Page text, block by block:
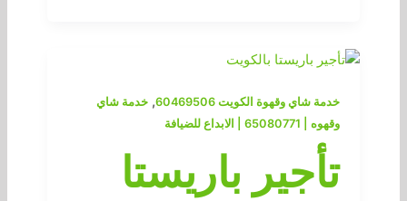
خدمة شاي وقهوة الكويت 60469506 ,خدمة شاي
وقهوه | 65080771 | الابداع للضيافة
تأجير باريستا